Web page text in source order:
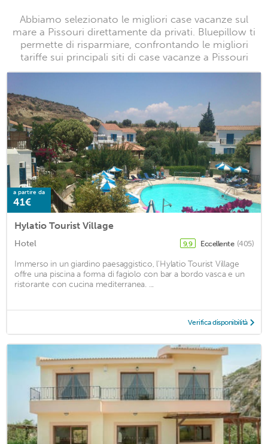
Abbiamo selezionato le migliori case vacanze sul
mare a Pissouri direttamente da privati. Bluepillow ti
permette di risparmiare, confrontando le migliori
tariffe sui principali siti di case vacanze a Pissouri
a partire da
41€
Hylatio Tourist Village
Hotel 9,9 Eccellente (405)
Immerso in un giardino paesaggistico, l'Hylatio Tourist Village
offre una piscina a forma di fagiolo con bar a bordo vasca e un
ristorante con cucina mediterranea. ...
Verifica disponibilità